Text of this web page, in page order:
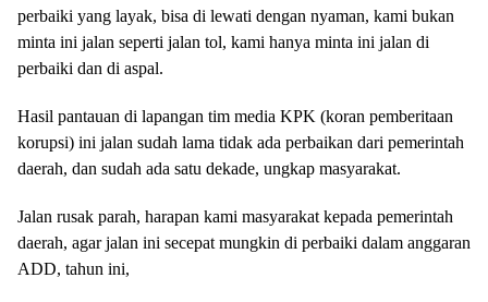
perbaiki yang layak, bisa di lewati dengan nyaman, kami bukan
minta ini jalan seperti jalan tol, kami hanya minta ini jalan di
perbaiki dan di aspal.
Hasil pantauan di lapangan tim media KPK (koran pemberitaan
korupsi) ini jalan sudah lama tidak ada perbaikan dari pemerintah
daerah, dan sudah ada satu dekade, ungkap masyarakat.
Jalan rusak parah, harapan kami masyarakat kepada pemerintah
daerah, agar jalan ini secepat mungkin di perbaiki dalam anggaran
ADD, tahun ini,